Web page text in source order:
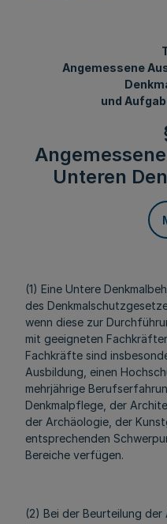
Angemessene
und
Unteren
(1) Eine Untere
des
wenn diese zur
mit geeigneten
Fachkräfte sind
Ausbildung, einen
mehrjährige
Denkmalpflege, der
der Archäologie, der
entsprechenden
Bereiche verfügen.
(2) Bei der Beurteilung